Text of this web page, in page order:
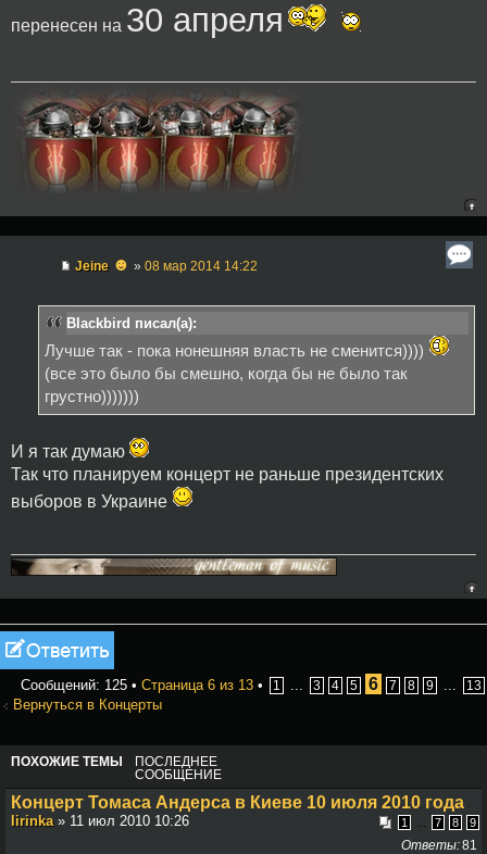
перенесен на 30 апреля
Jeine ☻ » 08 мар 2014 14:22
Blackbird писал(а):
Лучше так - пока нонешняя власть не сменится))))
(все это было бы смешно, когда бы не было так
грустно)))))))
И я так думаю
Так что планируем концерт не раньше президентских
выборов в Украине
Ответить
Сообщений: 125 • Страница 6 из 13 • 1 3 4 5 6 7 8 9 13
Вернуться в Концерты
ПОХОЖИЕ ТЕМЫ
ПОСЛЕДНЕЕ
СООБЩЕНИЕ
Концерт Томаса Андерса в Киеве 10 июля 2010 года
1 7 8 9
lirinka » 11 июл 2010 10:26
81
Ответы